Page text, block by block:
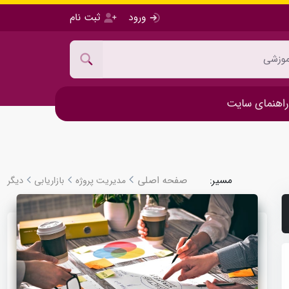
ورود ثبت نام
راهنمای سایت
مسیر: صفحه اصلی مدیریت پروژه بازاریابی دیگر